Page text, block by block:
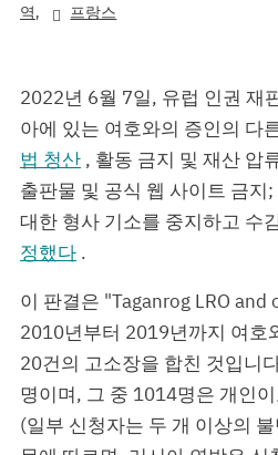
역, 프랑스
2022년 6월 7일, 유럽 인권 재
아에 있는 여호와의 증인의 다
법 청산 , 활동 금지 및 재산 압
출판물 및 공식 웹 사이트 금지
대한 형사 기소를 중지하고 수
정했다 .
이 판결은 "Taganrog LRO and
2010년부터 2019년까지 여호
20건의 고소장을 합친 것입니
명이며, 그 중 1014명은 개인
(일부 신청자는 두 개 이상의